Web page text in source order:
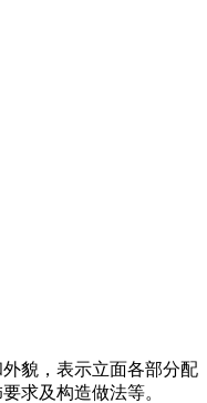
貌，表示立面各部分配
求及构造做法等。